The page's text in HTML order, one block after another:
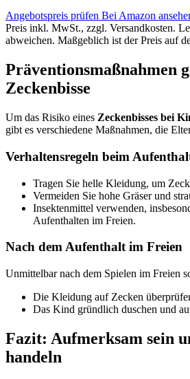
Angebotspreis prüfen Bei Amazon
Preis inkl. MwSt., zzgl. Versandkosten.
abweichen. Maßgeblich ist der Preis auf
Präventionsmaßnahmen
Zeckenbisse
Um das Risiko eines Zeckenbisses bei
gibt es verschiedene Maßnahmen, die
Verhaltensregeln beim
Tragen Sie helle Kleidung, um
Vermeiden Sie hohe Gräser und
Insektenmittel verwenden,
Aufenthalten im Freien.
Nach dem Aufenthalt im Freien
Unmittelbar nach dem Spielen im Freien
Die Kleidung auf Zecken
Das Kind gründlich duschen und
Fazit: Aufmerksam sein
handeln